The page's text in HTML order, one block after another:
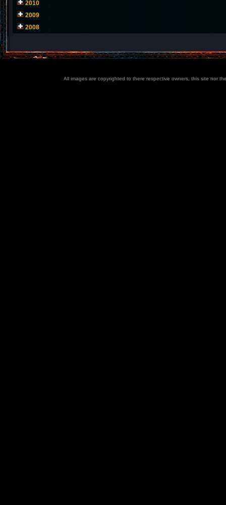
2010
2009
2008
All images are copyrighted to there respective owners, this site nor